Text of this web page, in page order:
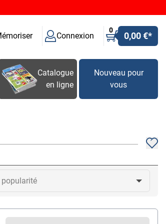
Connexion
0
0,00 €*
Catalogue
en ligne
Nouveau pour
vous